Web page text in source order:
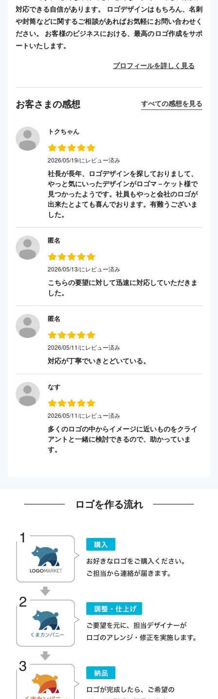
対応できる自信があります。 ロゴデザインはもちろん、名刺
や封筒などに関するご相談があればお気軽にお問い合わせく
ださい。 お客様のビジネスにおける、最高のロゴ作成をサポ
ートいたします。
プロフィールを詳しく見る
お客さまの感想 すべての感想を見る
トクちゃん
2026/05/19/にレビュー済み
社長が長年、ロゴデザインを探しておりまして、
やっと気にいったデザインがロゴマ－ケット様で
見つかったようです。社員もやっと会社のロゴが
出来たとよても喜んでおります。有難うございま
した。
匿名
2026/05/13/にレビュー済み
こちらの要望に対して迅速に対応していただきま
した。
匿名
2026/05/11/にレビュー済み
対応が丁寧でいきとどいている。
なす
2026/05/11/にレビュー済み
多くのロゴの中からイメージに近いものをクライ
アントと一緒に検討できるので、助かっていま
す。
ロゴを作る流れ